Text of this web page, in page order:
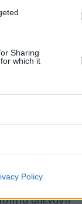
Sharing
which it
Policy
πρώτοι όλες
Κόσμο, τη
τον χώρο
απέναντι